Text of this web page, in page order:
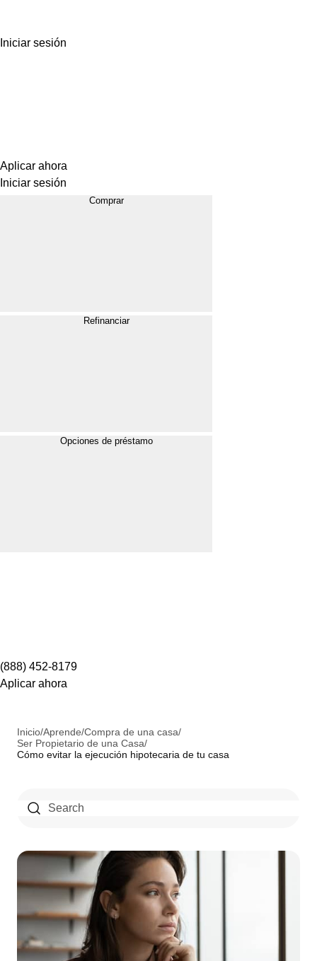
Iniciar sesión
Aplicar ahora
Iniciar sesión
Comprar
Refinanciar
Opciones de préstamo
(888) 452-8179
Aplicar ahora
Inicio/Aprende/Compra de una casa/
Ser Propietario de una Casa/
Cómo evitar la ejecución hipotecaria de tu casa